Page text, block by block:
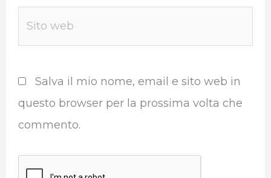
Salva il mio nome, email e sito web in
questo browser per la prossima volta che
commento.